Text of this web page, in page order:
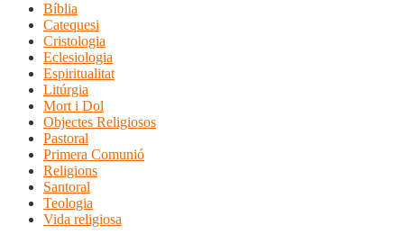
Bíblia
Catequesi
Cristologia
Eclesiologia
Espiritualitat
Litúrgia
Mort i Dol
Objectes Religiosos
Pastoral
Primera Comunió
Religions
Santoral
Teologia
Vida religiosa